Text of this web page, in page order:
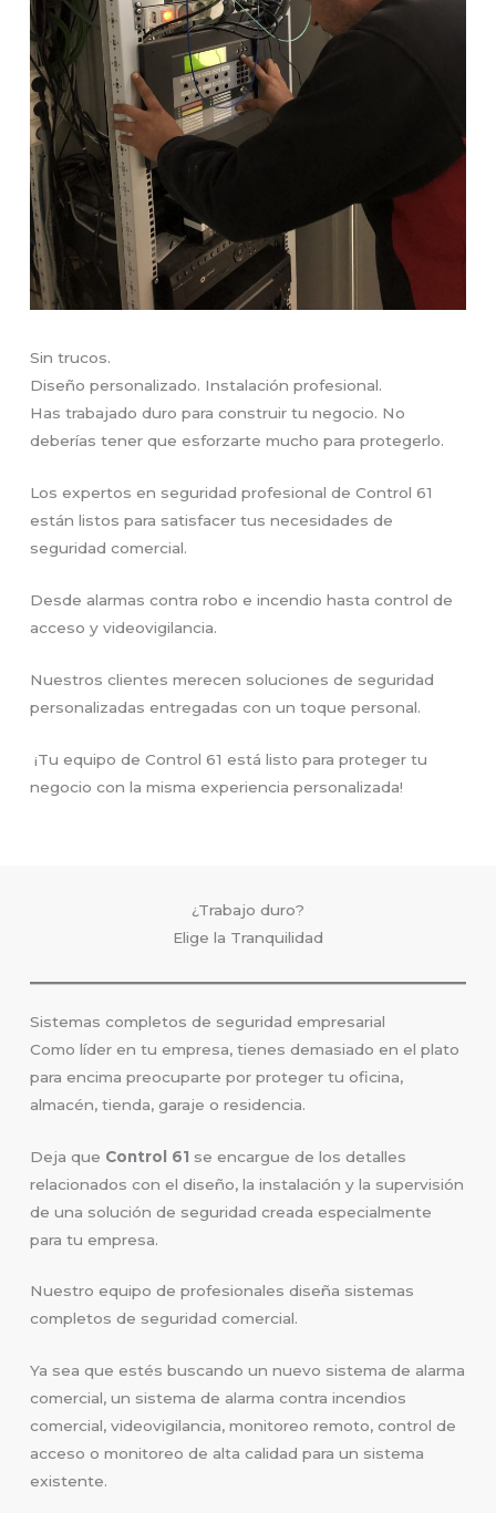
Sin trucos.
Diseño personalizado. Instalación profesional.
Has trabajado duro para construir tu negocio. No
deberías tener que esforzarte mucho para protegerlo.
Los expertos en seguridad profesional de Control 61
están listos para satisfacer tus necesidades de
seguridad comercial.
Desde alarmas contra robo e incendio hasta control de
acceso y videovigilancia.
Nuestros clientes merecen soluciones de seguridad
personalizadas entregadas con un toque personal.
¡Tu equipo de Control 61 está listo para proteger tu
negocio con la misma experiencia personalizada!
¿Trabajo duro?
Elige la Tranquilidad
Sistemas completos de seguridad empresarial
Como líder en tu empresa, tienes demasiado en el plato
para encima preocuparte por proteger tu oficina,
almacén, tienda, garaje o residencia.
Deja que Control 61 se encargue de los detalles
relacionados con el diseño, la instalación y la supervisión
de una solución de seguridad creada especialmente
para tu empresa.
Nuestro equipo de profesionales diseña sistemas
completos de seguridad comercial.
Ya sea que estés buscando un nuevo sistema de alarma
comercial, un sistema de alarma contra incendios
comercial, videovigilancia, monitoreo remoto, control de
acceso o monitoreo de alta calidad para un sistema
existente.